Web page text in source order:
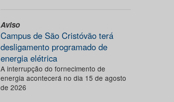
Aviso
Campus de São Cristóvão terá
desligamento programado de
energia elétrica
A interrupção do fornecimento de
energia acontecerá no dia 15 de agosto
de 2026